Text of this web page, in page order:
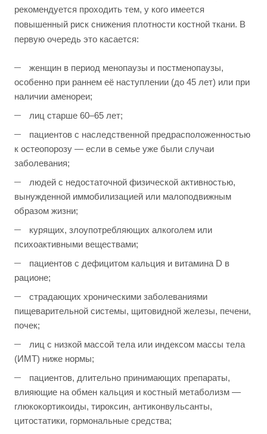
рекомендуется проходить тем, у кого имеется
повышенный риск снижения плотности костной ткани. В
первую очередь это касается:
женщин в период менопаузы и постменопаузы,
особенно при раннем её наступлении (до 45 лет) или при
наличии аменореи;
лиц старше 60–65 лет;
пациентов с наследственной предрасположенностью
к остеопорозу — если в семье уже были случаи
заболевания;
людей с недостаточной физической активностью,
вынужденной иммобилизацией или малоподвижным
образом жизни;
курящих, злоупотребляющих алкоголем или
психоактивными веществами;
пациентов с дефицитом кальция и витамина D в
рационе;
страдающих хроническими заболеваниями
пищеварительной системы, щитовидной железы, печени,
почек;
лиц с низкой массой тела или индексом массы тела
(ИМТ) ниже нормы;
пациентов, длительно принимающих препараты,
влияющие на обмен кальция и костный метаболизм —
глюкокортикоиды, тироксин, антиконвульсанты,
цитостатики, гормональные средства;